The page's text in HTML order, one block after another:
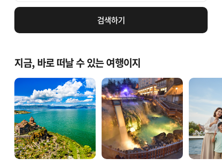
검색하기
지금, 바로 떠날 수 있는 여행이지